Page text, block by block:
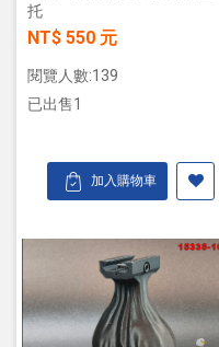
托
NT$ 550 元
閱覽人數:139
已出售1
加入購物車